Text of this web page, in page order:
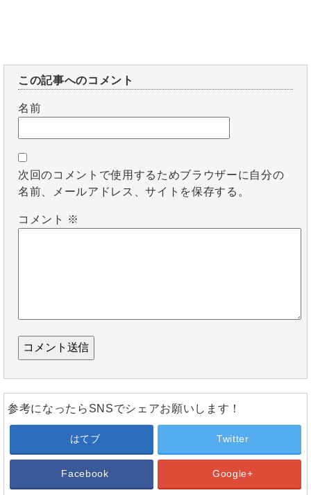
この記事へのコメント
名前
次回のコメントで使用するためブラウザーに自分の
名前、メールアドレス、サイトを保存する。
コメント ※
参考になったらSNSでシェアお願いします！
はてブ Twitter
Facebook Google+